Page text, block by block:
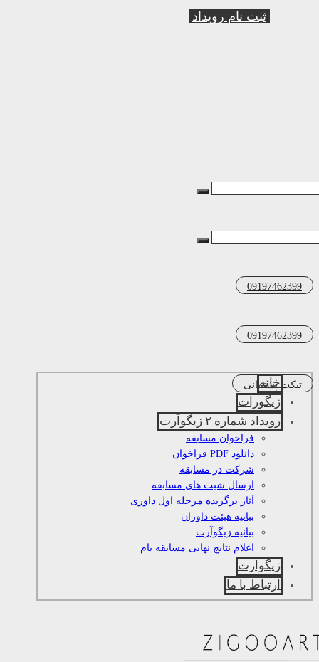
ثبت نام رویداد
09197462399
09197462399
تیکت پشتیبانی
خانه
زیگورات
رویداد شماره ۲ زیگوآرت
فراخوان مسابقه
دانلود PDF فراخوان
شرکت در مسابقه
ارسال شیت های مسابقه
آثار برگزیده مرحله اول داوری
بیانیه هیئت داوران
بیانیه زیگوآرت
اعلام نتایج نهایی مسابقه بام
زیگوآرت
ارتباط با ما